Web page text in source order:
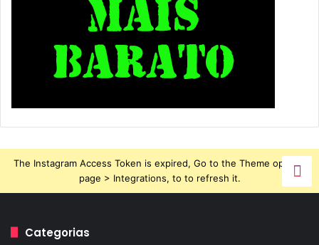
The Instagram Access Token is expired, Go to the Theme options
page > Integrations, to to refresh it.
Categorias